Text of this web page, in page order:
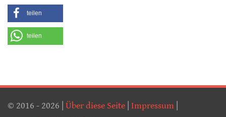
teilen
teilen
© 2016 - 2026 | Über diese Seite Impressum